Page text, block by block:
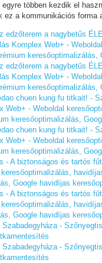
többen kezdik el
ez a kommunikációs forma
edzőterem a nagybetűs
Komplex Web+ -
edzőterem a nagybetűs
Komplex Web+ -
chuen kung fu titkait! -
Web+ - Weboldal
keresőoptimalizálás,
chuen kung fu titkait! -
Web+ - Weboldal
keresőoptimalizálás,
- A biztonságos és tartós
Google havidíjas
- A biztonságos és tartós
Google havidíjas
-
-